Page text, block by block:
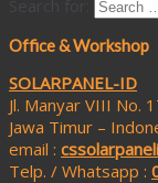
Search for:
Office & Workshop
SOLARPANEL-ID
Jl. Manyar VIII No.
Jawa Timur –
email :
Telp. / Whatsapp :